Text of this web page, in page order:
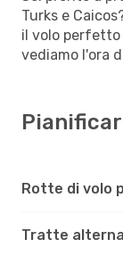
Turks e
il volo perfetto
vediamo l'ora
Rotte di volo
Tratte